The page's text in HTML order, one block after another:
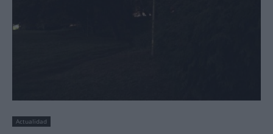
Actualidad